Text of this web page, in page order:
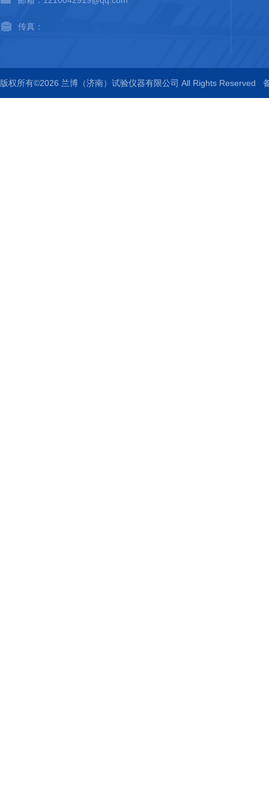
传真：
版权所有©2026 兰博（济南）试验仪器有限公司 All Rights Reserved